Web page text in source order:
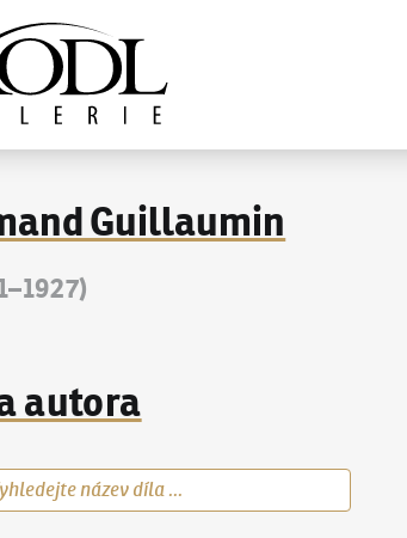
KODL
Guillaumin
autora